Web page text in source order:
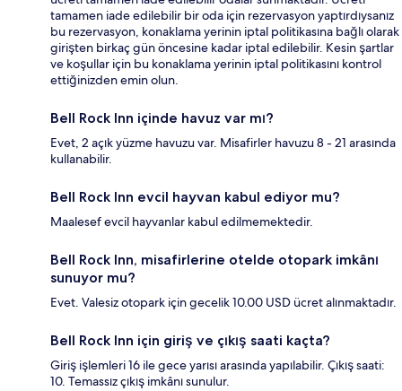
tamamen iade edilebilir bir oda için rezervasyon yaptırdıysanız
bu rezervasyon, konaklama yerinin iptal politikasına bağlı olarak
girişten birkaç gün öncesine kadar iptal edilebilir. Kesin şartlar
ve koşullar için bu konaklama yerinin iptal politikasını kontrol
ettiğinizden emin olun.
Bell Rock Inn içinde havuz var mı?
Evet, 2 açık yüzme havuzu var. Misafirler havuzu 8 - 21 arasında
kullanabilir.
Bell Rock Inn evcil hayvan kabul ediyor mu?
Maalesef evcil hayvanlar kabul edilmemektedir.
Bell Rock Inn, misafirlerine otelde otopark imkânı
sunuyor mu?
Evet. Valesiz otopark için gecelik 10.00 USD ücret alınmaktadır.
Bell Rock Inn için giriş ve çıkış saati kaçta?
Giriş işlemleri 16 ile gece yarısı arasında yapılabilir. Çıkış saati:
10. Temassız çıkış imkânı sunulur.